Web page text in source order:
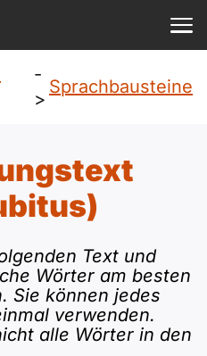
ist kostenlos?
-
>
Sprachbausteine
Text und
Wörter am besten
Sie können jedes
verwenden.
alle Wörter in den